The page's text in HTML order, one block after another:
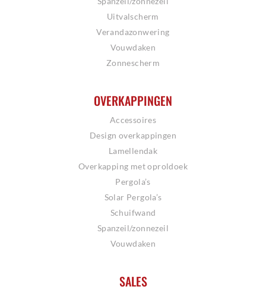
Uitvalscherm
Verandazonwering
Vouwdaken
Zonnescherm
OVERKAPPINGEN
Accessoires
Design overkappingen
Lamellendak
Overkapping met oproldoek
Pergola’s
Solar Pergola’s
Schuifwand
Spanzeil/zonnezeil
Vouwdaken
SALES